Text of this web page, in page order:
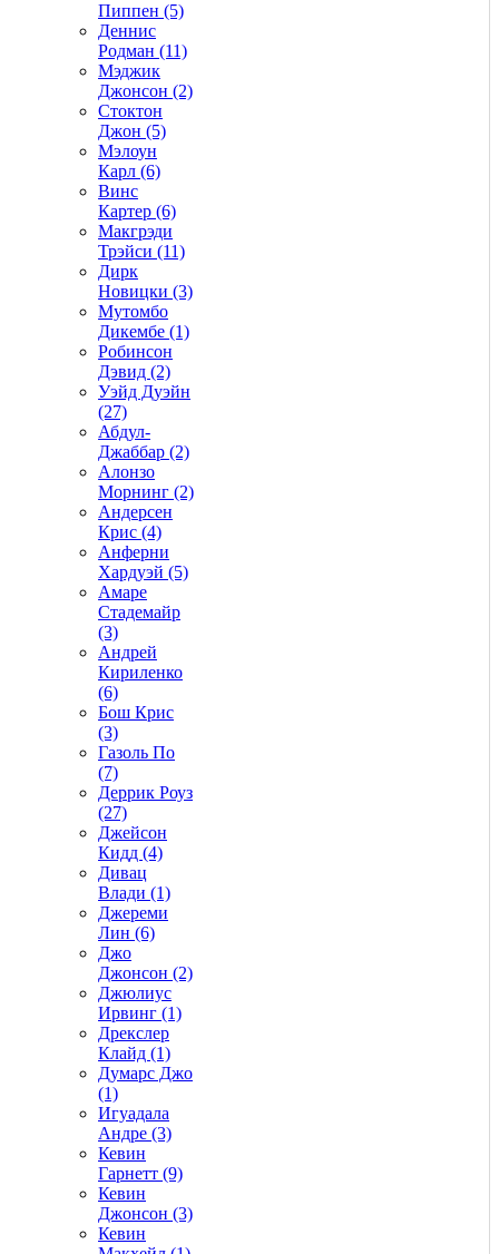
Пиппен (5)
Деннис
Родман (11)
Мэджик
Джонсон (2)
Стоктон
Джон (5)
Мэлоун
Карл (6)
Винс
Картер (6)
Макгрэди
Трэйси (11)
Дирк
Новицки (3)
Мутомбо
Дикембе (1)
Робинсон
Дэвид (2)
Уэйд Дуэйн
(27)
Абдул-
Джаббар (2)
Алонзо
Морнинг (2)
Андерсен
Крис (4)
Анферни
Xардуэй (5)
Амаре
Стадемайр
(3)
Андрей
Кириленко
(6)
Бош Крис
(3)
Газоль По
(7)
Деррик Роуз
(27)
Джейсон
Кидд (4)
Дивац
Влади (1)
Джереми
Лин (6)
Джо
Джонсон (2)
Джюлиус
Ирвинг (1)
Дрекслер
Клайд (1)
Думарс Джо
(1)
Игуадала
Андре (3)
Кевин
Гарнетт (9)
Кевин
Джонсон (3)
Кевин